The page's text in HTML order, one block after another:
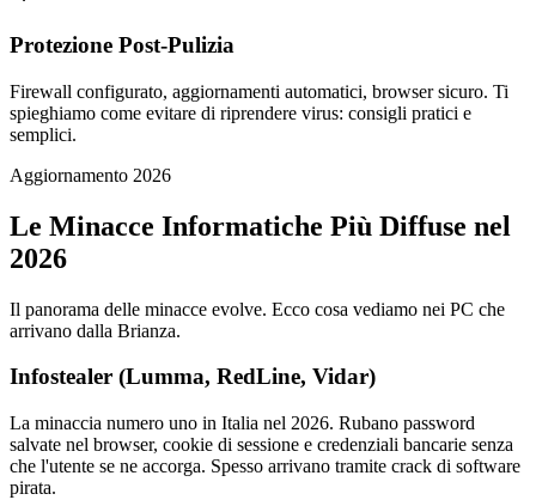
Protezione Post-Pulizia
Firewall configurato, aggiornamenti automatici, browser sicuro. Ti
spieghiamo come evitare di riprendere virus: consigli pratici e
semplici.
Aggiornamento 2026
Le Minacce Informatiche Più Diffuse nel
2026
Il panorama delle minacce evolve. Ecco cosa vediamo nei PC che
arrivano dalla Brianza.
Infostealer (Lumma, RedLine, Vidar)
La minaccia numero uno in Italia nel 2026. Rubano password
salvate nel browser, cookie di sessione e credenziali bancarie senza
che l'utente se ne accorga. Spesso arrivano tramite crack di software
pirata.